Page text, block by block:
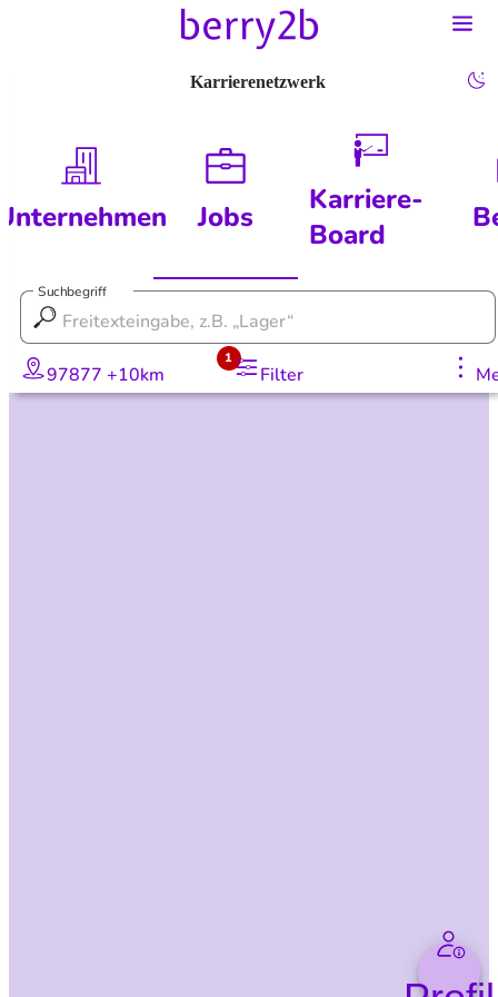
Karrierenetzwerk
Jobs
Karriere-
Board
Suchbegriff
97877 +10km Filter
1